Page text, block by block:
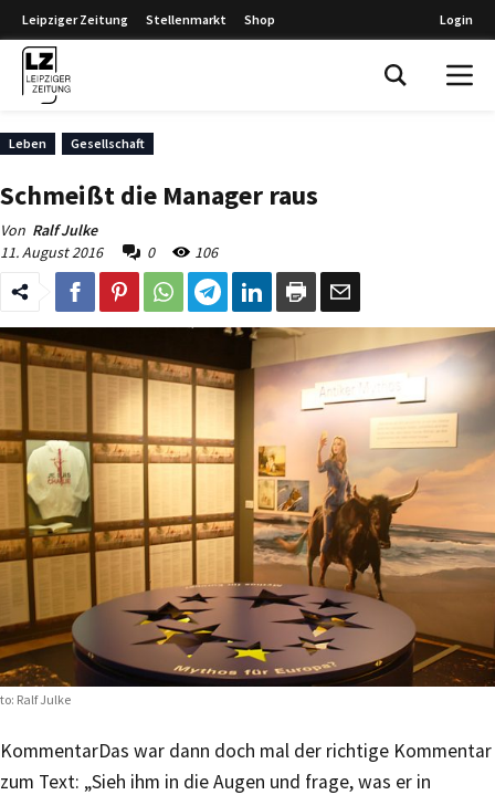
Leipziger Zeitung Stellenmarkt Shop Login
Leben Gesellschaft
Schmeißt die Manager raus
Von Ralf Julke
11. August 2016
0 106
Ralf Julke
KommentarDas war dann doch mal der richtige Kommentar
zum Text: „Sieh ihm in die Augen und frage, was er in